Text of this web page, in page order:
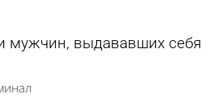
мужчин, выдававших себя